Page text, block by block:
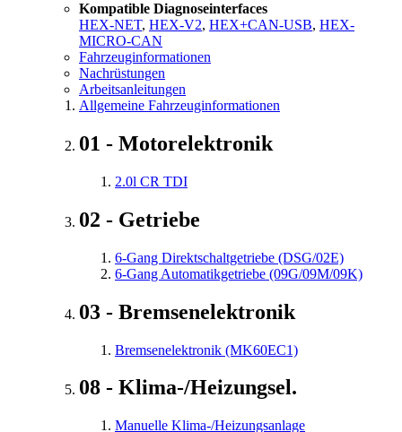
Kompatible Diagnoseinterfaces
HEX-NET, HEX-V2, HEX+CAN-USB, HEX-
MICRO-CAN
Fahrzeuginformationen
Nachrüstungen
Arbeitsanleitungen
Allgemeine Fahrzeuginformationen
01 - Motorelektronik
2.0l CR TDI
02 - Getriebe
6-Gang Direktschaltgetriebe (DSG/02E)
6-Gang Automatikgetriebe (09G/09M/09K)
03 - Bremsenelektronik
Bremsenelektronik (MK60EC1)
08 - Klima-/Heizungsel.
Manuelle Klima-/Heizungsanlage